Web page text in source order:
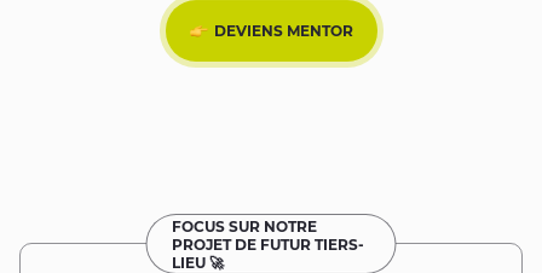
DEVIENS MENTOR
FOCUS SUR NOTRE
PROJET DE FUTUR TIERS-
LIEU 🚀